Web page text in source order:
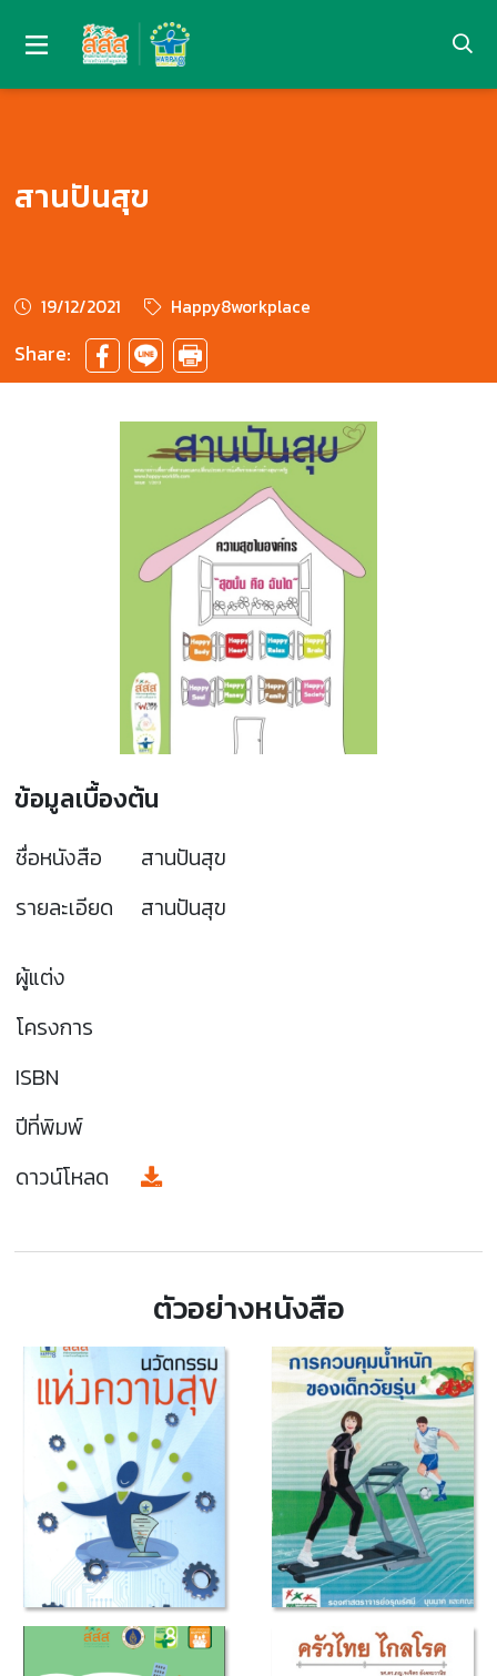
สานปันสุข
19/12/2021 Happy8workplace
Share:
ข้อมูลเบื้องต้น
ชื่อหนังสือ
สานปันสุข
รายละเอียด
สานปันสุข
ผู้แต่ง
โครงการ
ISBN
ปีที่พิมพ์
ดาวน์โหลด
ตัวอย่างหนังสือ